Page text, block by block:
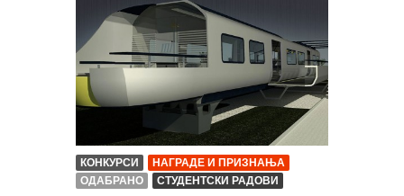
КОНКУРСИ
НАГРАДЕ И ПРИЗНАЊА
ОДАБРАНО
СТУДЕНТСКИ РАДОВИ